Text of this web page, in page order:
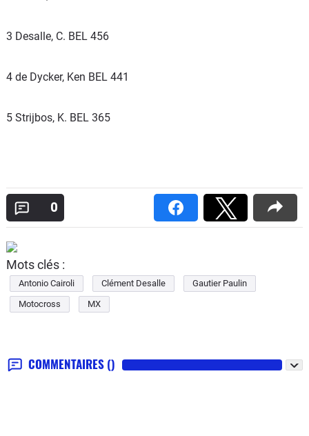
3 Desalle, C. BEL 456
4 de Dycker, Ken BEL 441
5 Strijbos, K. BEL 365
0
Mots clés :
Antonio Cairoli Clément Desalle
Gautier Paulin
Motocross
MX
COMMENTAIRES ()